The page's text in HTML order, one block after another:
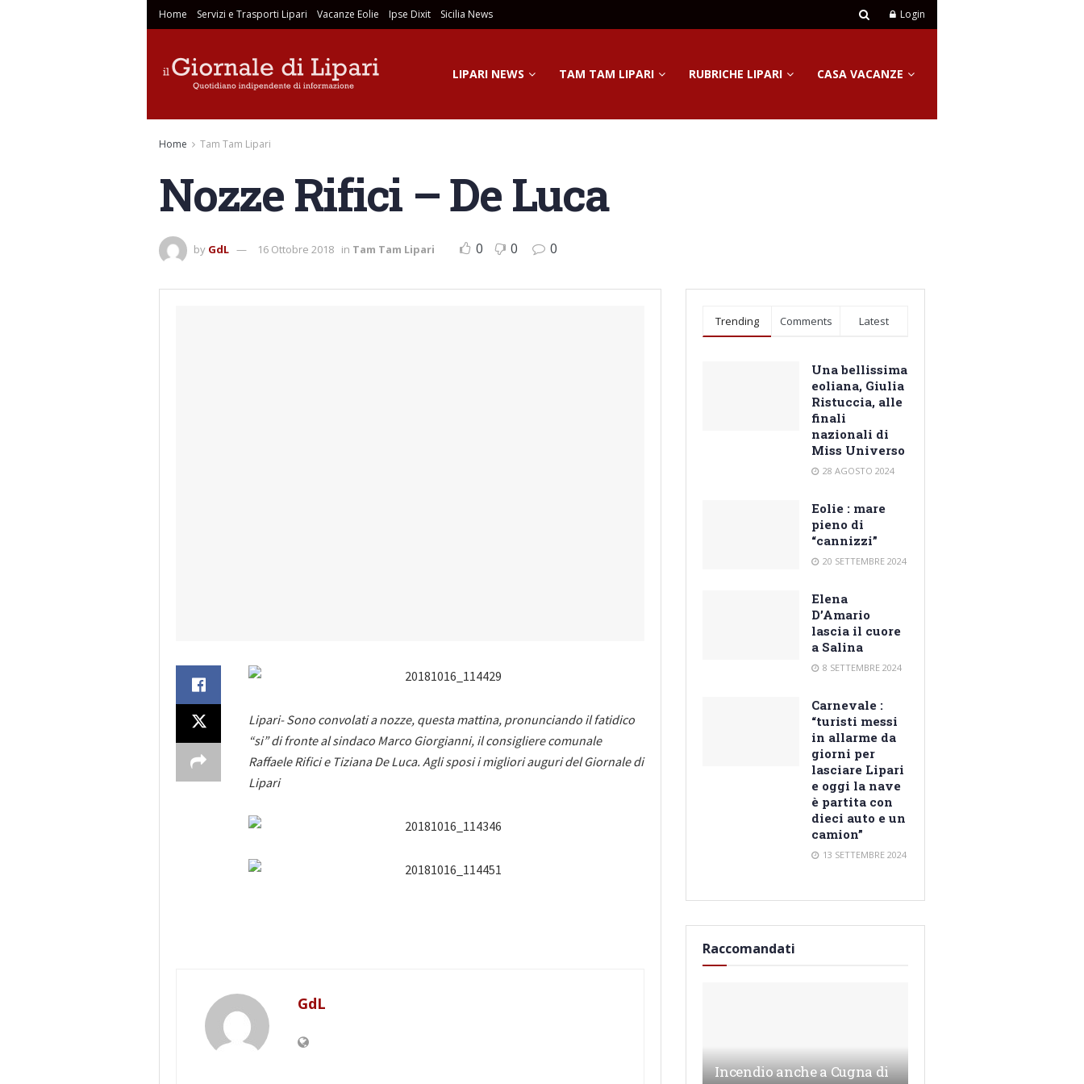
Home Servizi e Trasporti Lipari Vacanze Eolie Ipse Dixit Sicilia News Login
LIPARI NEWS TAM TAM LIPARI RUBRICHE LIPARI CASA VACANZE
Home Tam Tam Lipari
Nozze Rifici – De Luca
by GdL 16 Ottobre 2018 in Tam Tam Lipari 0 0 0
Lipari- Sono convolati a nozze, questa mattina, pronunciando il fatidico
“si” di fronte al sindaco Marco Giorgianni, il consigliere comunale
Raffaele Rifici e Tiziana De Luca. Agli sposi i migliori auguri del Giornale di
Lipari
GdL
Trending Comments Latest
Una bellissima
eoliana, Giulia
Ristuccia, alle
finali
nazionali di
Miss Universo
28 AGOSTO 2024
Eolie : mare
pieno di
“cannizzi”
20 SETTEMBRE 2024
Elena
D’Amario
lascia il cuore
a Salina
8 SETTEMBRE 2024
Carnevale :
“turisti messi
in allarme da
giorni per
lasciare Lipari
e oggi la nave
è partita con
dieci auto e un
camion”
13 SETTEMBRE 2024
Raccomandati
Incendio anche a Cugna di